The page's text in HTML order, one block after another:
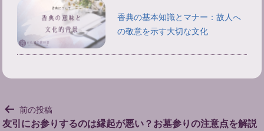
香典の基本知識とマナー：故人へ
の敬意を示す大切な文化
投
稿
前の投稿
友引にお参りするのは縁起が悪い？お墓参りの注意点を解説